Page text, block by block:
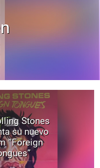
Stones
su nuevo
“Foreign